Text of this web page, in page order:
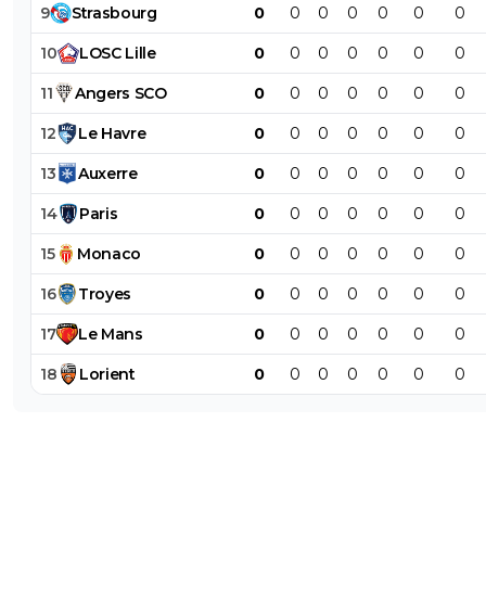
9 Strasbourg 0 0 0 0 0 0 0
10 LOSC Lille 0 0 0 0 0 0 0
11 Angers SCO 0 0 0 0 0 0 0
12 Le Havre 0 0 0 0 0 0 0
13 Auxerre 0 0 0 0 0 0 0
14 Paris 0 0 0 0 0 0 0
15 Monaco 0 0 0 0 0 0 0
16 Troyes 0 0 0 0 0 0 0
17 Le Mans 0 0 0 0 0 0 0
18 Lorient 0 0 0 0 0 0 0